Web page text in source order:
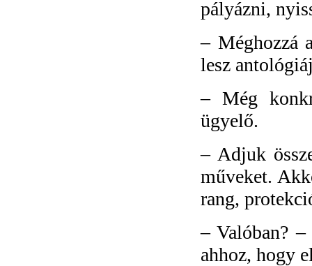
pályázni,
– Méghozzá
lesz
– Még
ügyelő.
– Adjuk
műveket.
rang,
–Valóban?
ahhoz, hogy